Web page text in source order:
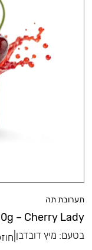
תערובת תה
– Cherry Lady
בטעם: מיץ דובדבן